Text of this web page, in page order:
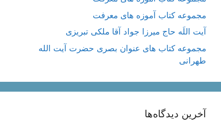
مجموعه کتاب آموزه های معرفت
آیت اللَه حاج میرزا جواد آقا ملکی تبریزی
مجموعه کتاب های عنوان بصری حضرت آیت الله
طهرانی
آخرین دیدگاه‌ها